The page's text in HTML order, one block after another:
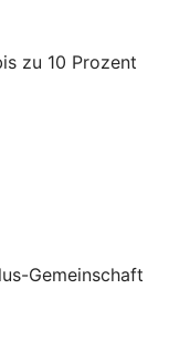
zu 10 Prozent
Gemeinschaft